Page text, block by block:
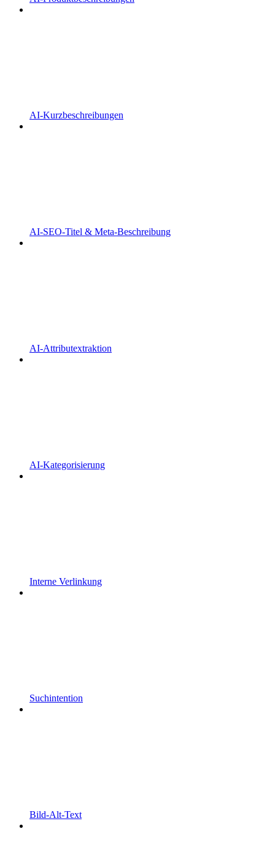
AI-Kurzbeschreibungen
AI-SEO-Titel & Meta-Beschreibung
AI-Attributextraktion
AI-Kategorisierung
Interne Verlinkung
Suchintention
Bild-Alt-Text